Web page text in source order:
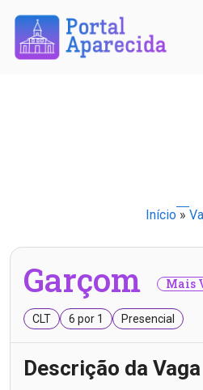
Início »
Garçom Mais
CLT 6 por 1 Presencial
Descrição da Vaga